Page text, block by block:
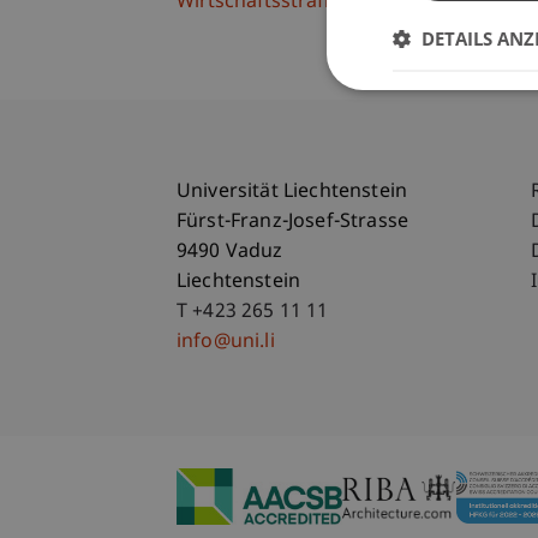
Universität Liechtenstein
Fürst-Franz-Josef-Strasse
9490 Vaduz
Liechtenstein
T +423 265 11 11
info@uni.li
DETAILS